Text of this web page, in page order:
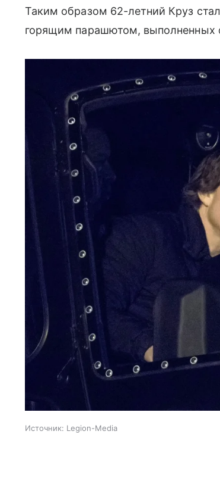
Таким образом 62-летний Круз
горящим парашютом, выполненных
Источник: Legion-Media